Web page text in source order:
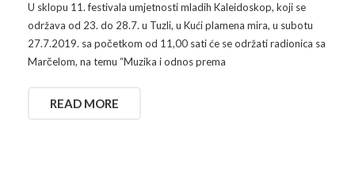
U sklopu 11. festivala umjetnosti mladih Kaleidoskop, koji se
održava od 23. do 28.7. u Tuzli, u Kući plamena mira, u subotu
27.7.2019. sa početkom od 11,00 sati će se održati radionica sa
Marčelom, na temu “Muzika i odnos prema
READ MORE